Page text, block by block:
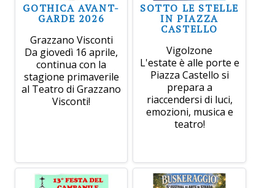
GOTHICA AVANT-
GARDE 2026
Grazzano Visconti
Da giovedì 16 aprile,
continua con la
stagione primaverile
al Teatro di Grazzano
Visconti!
SOTTO LE STELLE
IN PIAZZA
CASTELLO
Vigolzone
L'estate è alle porte e
Piazza Castello si
prepara a
riaccendersi di luci,
emozioni, musica e
teatro!